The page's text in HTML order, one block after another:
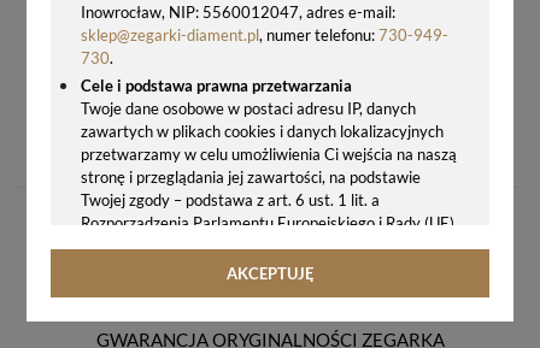
Inowrocław, NIP: 5560012047, adres e-mail:
sklep@zegarki-diament.pl, numer telefonu:730-949-
730.
Cele i podstawa prawna przetwarzania
Twoje dane osobowe w postaci adresu IP, danych
zawartych w plikach cookies i danych lokalizacyjnych
przetwarzamy w celu umożliwienia Ci wejścia na naszą
stronę i przeglądania jej zawartości, na podstawie
Twojej zgody – podstawa z art. 6 ust. 1 lit. a
Rozporządzenia Parlamentu Europejskiego i Rady (UE)
2016/679 z 27.04.2016 r. w sprawie ochrony osób
fizycznych w związku z przetwarzaniem danych
rozporządzenie o ochronie danych, tj. RODO).
AKCEPTUJĘ
145,00 zł
GWARANCJA ORYGINALNOŚCI ZEGARKA